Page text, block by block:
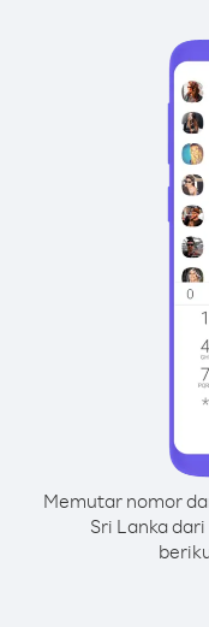
Memutar nomor
Sri Lanka